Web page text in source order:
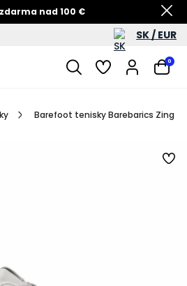
nad 100 €
– zľavy až do 60 %
SK / EUR
0
Barefoot tenisky Barebarics Zing